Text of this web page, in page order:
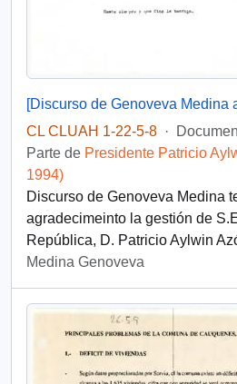
CL CLUAH 1-22-5-8 ·
Parte de Presidente Patricio
1994)
Discurso de Genoveva Medina
agradecimeinto la gestión de
República, D. Patricio Aylwin
Medina Genoveva